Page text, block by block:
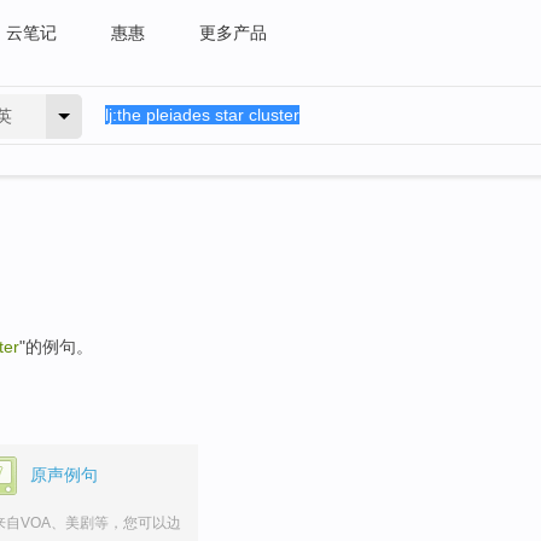
云笔记 惠惠 更多产品
"的例句。
原声例句
自VOA、美剧等，您可以边